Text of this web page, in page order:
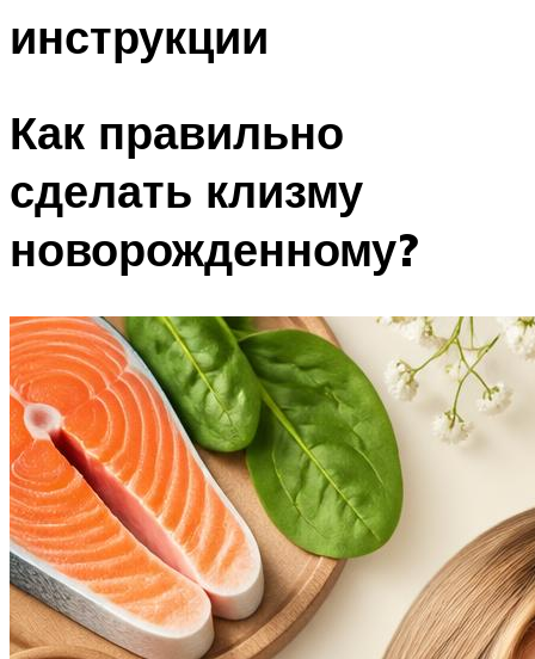
инструкции
Как правильно
сделать клизму
новорожденному?